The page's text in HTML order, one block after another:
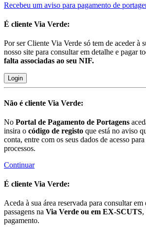
Recebeu um aviso para pagamento de
É cliente Via Verde:
Por ser Cliente Via Verde só tem de aceder à
nosso site para consultar em detalhe e pagar
falta associadas ao seu NIF.
Login
Não é cliente Via Verde:
No Portal de Pagamento de Portagens
insira o código de registo que está no aviso
conta, entre com os seus dados de acesso
processos.
Continuar
É cliente Via Verde:
Aceda à sua área reservada para consultar em
passagens na Via Verde ou em EX-SCUTS,
pagamento.